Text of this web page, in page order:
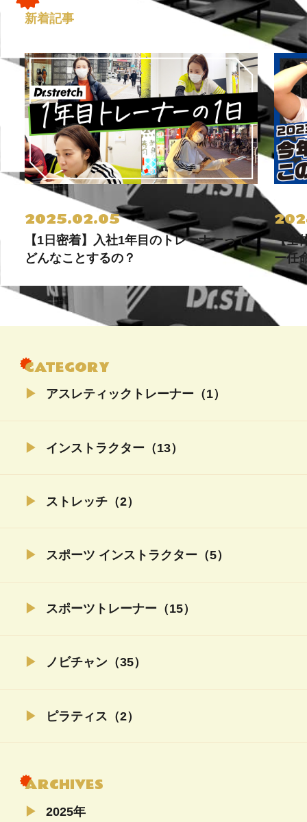
新着記事
2025.02.05
【1日密着】入社1年目のトレーナーって
どんなことするの？
【全
ー任
CATEGORY
アスレティックトレーナー（1）
インストラクター（13）
ストレッチ（2）
スポーツ インストラクター（5）
スポーツトレーナー（15）
ノビチャン（35）
ピラティス（2）
ARCHIVES
2025年